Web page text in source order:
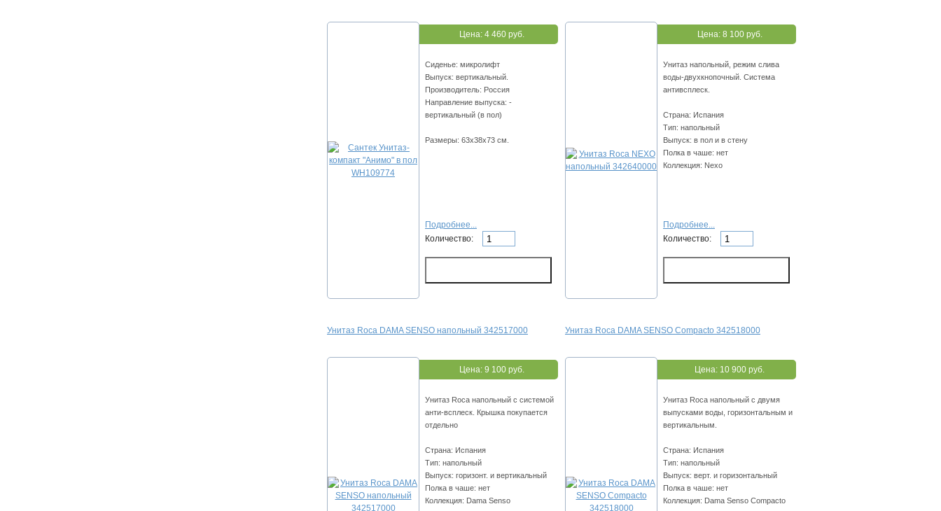
Цена: 4 460 руб.
Сиденье: микролифт
Выпуск: вертикальный.
Производитель: Россия
Направление выпуска: -
вертикальный (в пол)
Размеры: 63x38x73 см.
Подробнее...
Количество:
Цена: 8 100 руб.
Унитаз напольный, режим слива
воды-двухкнопочный. Система
антивсплеск.
Страна: Испания
Тип: напольный
Выпуск: в пол и в стену
Полка в чаше: нет
Коллекция: Nexo
Подробнее...
Количество:
Унитаз Roca DAMA SENSO напольный 342517000
Цена: 9 100 руб.
Унитаз Roca напольный с системой
анти-всплеск. Крышка покупается
отдельно
Страна: Испания
Тип: напольный
Выпуск: горизонт. и вертикальный
Полка в чаше: нет
Коллекция: Dama Senso
Унитаз Roca DAMA SENSO Compacto 342518000
Цена: 10 900 руб.
Унитаз Roca напольный с двумя
выпусками воды, горизонтальным и
вертикальным.
Страна: Испания
Тип: напольный
Выпуск: верт. и горизонтальный
Полка в чаше: нет
Коллекция: Dama Senso Compacto